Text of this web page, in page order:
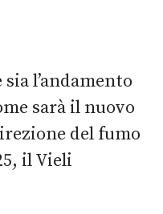
l’andamento
sarà il nuovo
del fumo
il Vieli